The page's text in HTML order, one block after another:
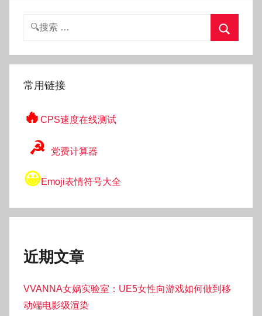
搜
索
常用链接
🔥 CPS速度在线测试
☭ 党费计算器
😀Emoji表情符号大全
近期文章
VVANNA女娲实验室：UE5女性向游戏如何做到移
动端电影级渲染